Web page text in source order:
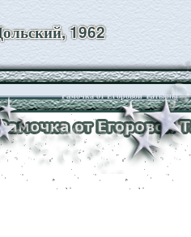
1962
Рамочка от Егоровой Татьяны